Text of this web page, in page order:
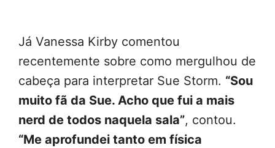
Já Vanessa Kirby comentou
recentemente sobre como mergulhou de
cabeça para interpretar Sue Storm. “Sou
muito fã da Sue. Acho que fui a mais
nerd de todos naquela sala”, contou.
“Me aprofundei tanto em física